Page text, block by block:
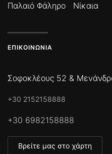
Παλαιό Φάληρο
Νίκαια
ΕΠΙΚΟΙΝΩΝΊΑ
Σοφοκλέους 52 &
+30 2152158888
+30 6982158888
Βρείτε μας στο χάρτη